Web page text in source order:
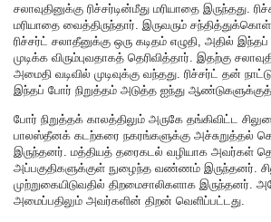
சலாவுதினுக்கு ரிச்சர்டின்மீது மரியாதை இருந்தது.
மரியாதை வைத்திருந்தார். இருவரும்
ரிச்சர்ட் சலாதீனுக்கு ஒரு கடிதம் எழுதி, அதில்
முடிக்க விரும்புவதாகத் தெரிவித்தார். இதற்கு
அமைதி வடிவில் முடிவுக்கு வந்தது. ரிச்சர்ட் தன்
இந்தப் போர் நிறுத்தம் அடுத்த ஐந்து
போர் நிறுத்தக் காலத்திலும் அருகே தங்கிவிட்ட
பாலஸ்தீனக் கடற்கரை நகரங்களுக்கு அச்சுறுத்தல்
இருந்தனர். மத்தியத் தரைகடல் வழியாக அவர்கள்
அப்பகுதிகளுக்குள் நுழைந்த வண்ணம் இருந்தனர்.
முற்றுகையிடுவதில் திறமைசாலிகளாக இருந்தனர்.
அமைப்பதிலும் அவர்களின் திறன் வெளிப்பட்டது.